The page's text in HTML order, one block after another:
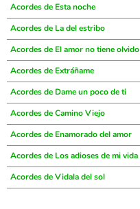
Acordes de Esta noche
Acordes de La del estribo
Acordes de El amor no tiene olvido
Acordes de Extráñame
Acordes de Dame un poco de ti
Acordes de Camino Viejo
Acordes de Enamorado del amor
Acordes de Los adioses de mi vida
Acordes de Vidala del sol